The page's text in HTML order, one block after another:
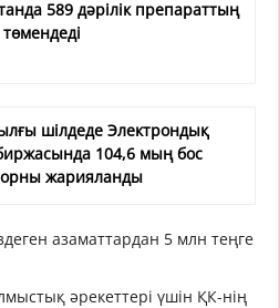
589 дәрілік препараттың
шілдеде Электрондық
104,6 мың бос
жарияланды
азаматтардан 5 млн теңге
әрекеттері үшін ҚК-нің